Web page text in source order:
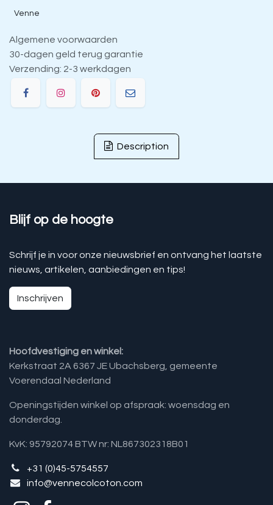
Venne
Algemene voorwaarden
30-dagen geld terug garantie
Verzending: 2-3 werkdagen
Description
Blijf op de hoogte
Schrijf je in voor onze nieuwsbrief en ontvang het laatste
nieuws, artikelen, aanbiedingen en tips!
Inschrijven
Hoofdvestiging en winkel:
Kerkstraat 2A 6367 JE Ubachsberg, gemeente
Voerendaal Nederland
Openingstijden winkel op afspraak: woensdag en
donderdag.
KvK: 95792074 BTW nr: NL867302318B01
+31 (0)45-5754557
info@vennecolcoton.com